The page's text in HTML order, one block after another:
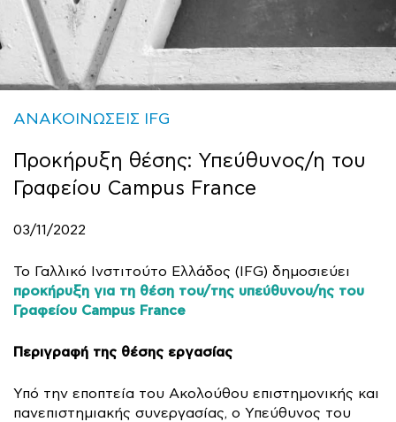
ΑΝΑΚΟΙΝΩΣΕΙΣ IFG
Προκήρυξη θέσης: Υπεύθυνος/η του
Γραφείου Campus France
03/11/2022
Το Γαλλικό Ινστιτούτο Ελλάδος (IFG) δημοσιεύει
προκήρυξη για τη θέση του/της υπεύθυνου/ης του
Γραφείου Campus France
Περιγραφή της θέσης εργασίας
Υπό την εποπτεία του Ακολούθου επιστημονικής και
πανεπιστημιακής συνεργασίας, ο Υπεύθυνος του